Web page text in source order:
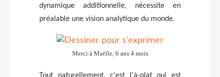
dynamique additionnelle, nécessite en
préalable une vision analytique du monde.
Merci à Maëlle, 6 ans 4 mois
Tout naturellement, c'est l'à-plat qui est